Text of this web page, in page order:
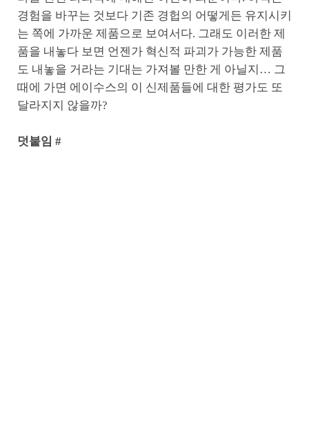
경험을 바꾸는 것보다 기존 경헙의 어떻게든 유지시키
는 쪽에 가까운 제품으로 보여서다. 그래도 이러한 제
품을 내놓다 보면 언젠가 혁신적 파괴가 가능한 제품
도 내놓을 거라는 기대는 가져볼 만한 게 아닐지… 그
때에 가면 에이수스의 이 신제품들에 대한 평가도 또
달라지지 않을까?
덧붙임 #